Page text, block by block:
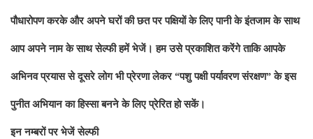
पौधारोपण करके और अपने घरों की छत पर पक्षियों के लिए पानी के इंतजाम के साथ
आप अपने नाम के साथ सेल्फी हमें भेजें। हम उसे प्रकाशित करेंगे ताकि आपके
अभिनव प्रयास से दूसरे लोग भी प्रेरणा लेकर “पशु पक्षी पर्यावरण संरक्षण” के इस
पुनीत अभियान का हिस्सा बनने के लिए प्रेरित हो सकें।
इन नम्बरों पर भेजें सेल्फी